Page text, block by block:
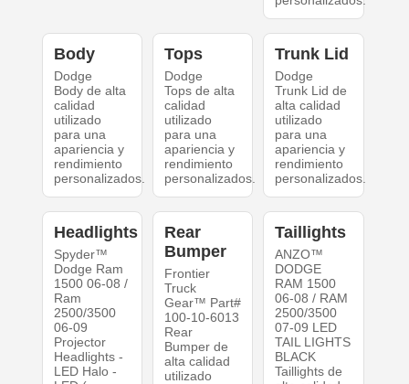
Body
Dodge
Body de alta
calidad
utilizado
para una
apariencia y
rendimiento
personalizados.
Tops
Dodge
Tops de alta
calidad
utilizado
para una
apariencia y
rendimiento
personalizados.
Trunk Lid
Dodge
Trunk Lid de
alta calidad
utilizado
para una
apariencia y
rendimiento
personalizados.
Headlights
Spyder™
Dodge Ram
1500 06-08 /
Ram
2500/3500
06-09
Projector
Headlights -
LED Halo -
Rear
Bumper
Frontier
Truck
Gear™ Part#
100-10-6013
Rear
Bumper de
alta calidad
utilizado
Taillights
ANZO™
DODGE
RAM 1500
06-08 / RAM
2500/3500
07-09 LED
TAIL LIGHTS
BLACK
Taillights de